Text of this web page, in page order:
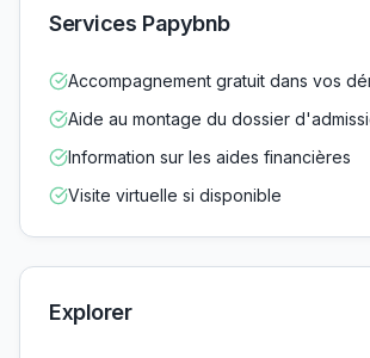
Services Papybnb
Accompagnement gratuit dans vos
Aide au montage du dossier
Information sur les aides financières
Visite virtuelle si disponible
Explorer